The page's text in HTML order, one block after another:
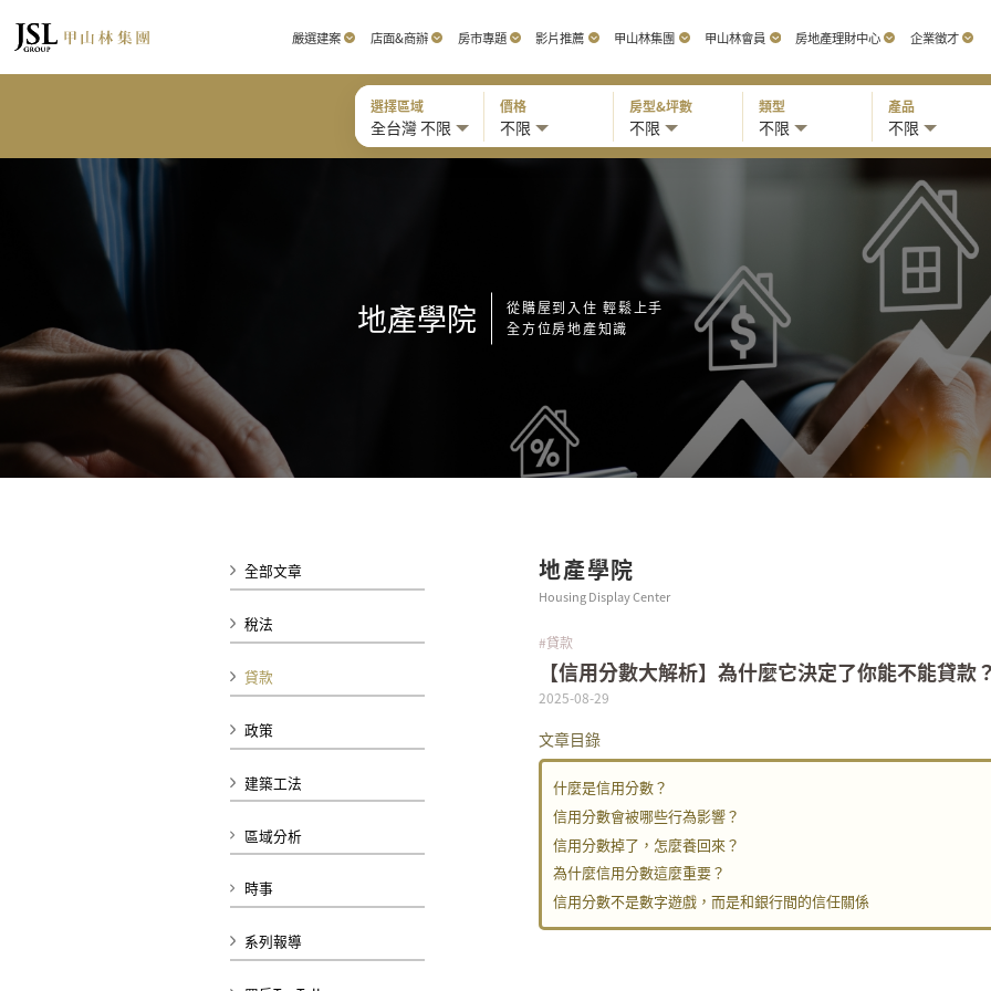
嚴選建案 店面&商辦 房市專題 影片推薦 甲山林集團 甲山林會員 房地產理財中心 企業徵才
選擇區域
全台灣 不限
價格
不限
房型&坪數
不限
類型
不限
產品
不限
地產學院
從購屋到入住 輕鬆上手
全方位房地產知識
全部文章
稅法
貸款
政策
建築工法
區域分析
時事
系列報導
地產學院
Housing Display Center
#貸款
【信用分數大解析】為什麼它決定了你能不能貸款
2025-08-29
文章目錄
什麼是信用分數？
信用分數會被哪些行為影響？
信用分數掉了，怎麼養回來？
為什麼信用分數這麼重要？
信用分數不是數字遊戲，而是和銀行間的信任關係